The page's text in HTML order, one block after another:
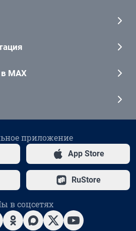
MAX
приложение
App Store
RuStore
в соцсетях